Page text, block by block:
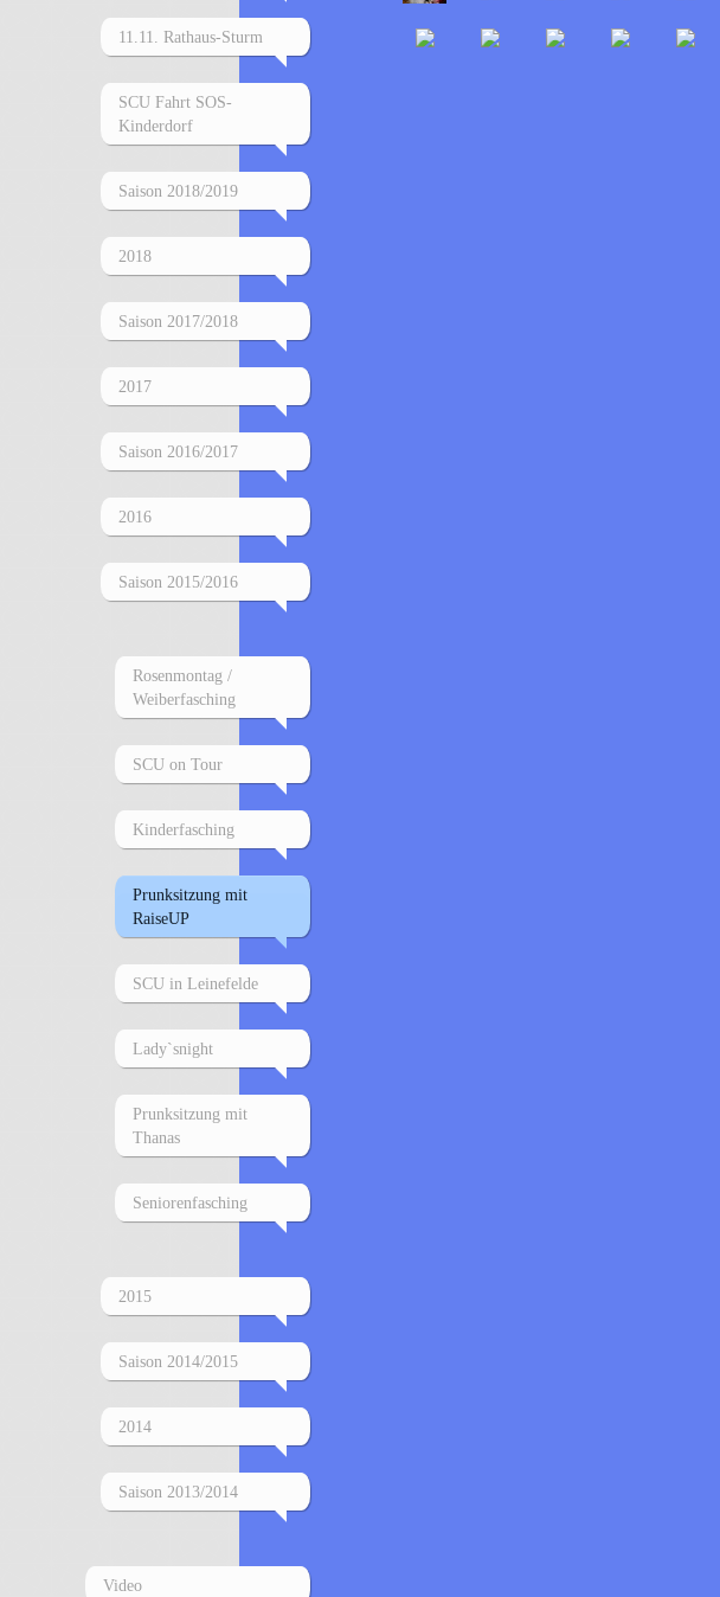
11.11. Rathaus-Sturm
SCU Fahrt SOS-
Kinderdorf
Saison 2018/2019
2018
Saison 2017/2018
2017
Saison 2016/2017
2016
Saison 2015/2016
Rosenmontag /
Weiberfasching
SCU on Tour
Kinderfasching
Prunksitzung mit
RaiseUP
SCU in Leinefelde
Lady`snight
Prunksitzung mit
Thanas
Seniorenfasching
2015
Saison 2014/2015
2014
Saison 2013/2014
Video